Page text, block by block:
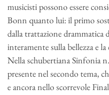
musicisti possono essere
Bonn quanto lui: il primo
dalla trattazione drammatica
interamente sulla bellezza e
Nella schubertiana Sinfonia
presente nel secondo tema,
e ancora nello scorrevole